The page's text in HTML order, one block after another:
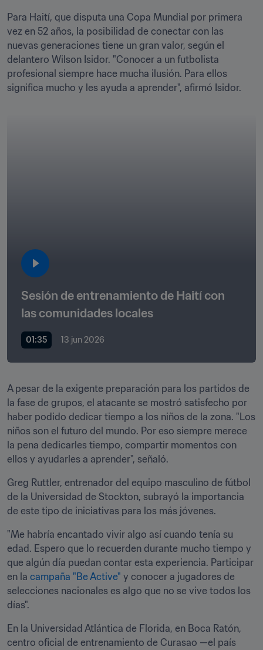
Para Haití, que disputa una Copa Mundial por primera
vez en 52 años, la posibilidad de conectar con las
nuevas generaciones tiene un gran valor, según el
delantero Wilson Isidor. "Conocer a un futbolista
profesional siempre hace mucha ilusión. Para ellos
significa mucho y les ayuda a aprender", afirmó Isidor.
Sesión de entrenamiento de Haití con
las comunidades locales
01:35 13 jun 2026
A pesar de la exigente preparación para los partidos de
la fase de grupos, el atacante se mostró satisfecho por
haber podido dedicar tiempo a los niños de la zona. "Los
niños son el futuro del mundo. Por eso siempre merece
la pena dedicarles tiempo, compartir momentos con
ellos y ayudarles a aprender", señaló.
Greg Ruttler, entrenador del equipo masculino de fútbol
de la Universidad de Stockton, subrayó la importancia
de este tipo de iniciativas para los más jóvenes.
"Me habría encantado vivir algo así cuando tenía su
edad. Espero que lo recuerden durante mucho tiempo y
que algún día puedan contar esta experiencia. Participar
en la campaña "Be Active" y conocer a jugadores de
selecciones nacionales es algo que no se vive todos los
días".
En la Universidad Atlántica de Florida, en Boca Ratón,
centro oficial de entrenamiento de Curasao —el país